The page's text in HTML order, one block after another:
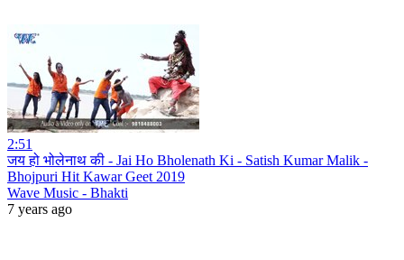
2:51
जय हो भोलेनाथ की - Jai Ho Bholenath Ki - Satish Kumar Malik -
Bhojpuri Hit Kawar Geet 2019
Wave Music - Bhakti
7 years ago